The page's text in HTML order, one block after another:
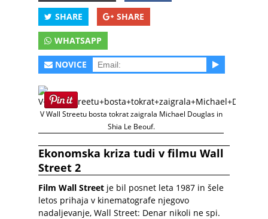
SHARE SHARE
WHATSAPP
NOVICE
V Wall Streetu bosta tokrat zaigrala Michael Douglas in
Shia Le Beouf.
Ekonomska kriza tudi v filmu Wall
Street 2
Film Wall Street je bil posnet leta 1987 in šele
letos prihaja v kinematografe njegovo
nadaljevanje, Wall Street: Denar nikoli ne spi.